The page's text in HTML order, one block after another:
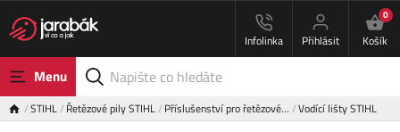
Infolinka Přihlásit
0
Košík
Menu
STIHL Řetězové pily STIHL Příslušenství pro řetězové… Vodící lišty STIHL